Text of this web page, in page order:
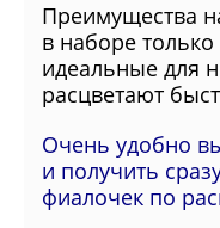
Преимущества
в наборе только
идеальные для
расцветают
Очень удобно
и получить
фиалочек по